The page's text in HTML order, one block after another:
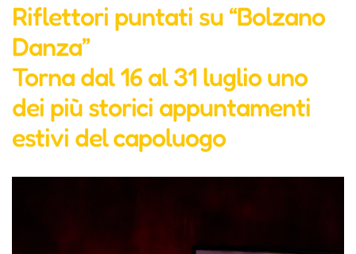
Riflettori puntati su “Bolzano
Danza”
Torna dal 16 al 31 luglio uno
dei più storici appuntamenti
estivi del capoluogo